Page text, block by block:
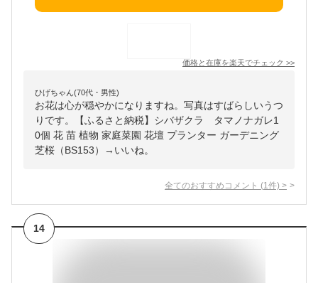
価格と在庫を楽天でチェック >>
ひげちゃん(70代・男性)
お花は心が穏やかになりますね。写真はすばらしいうつ
りです。【ふるさと納税】シバザクラ タマノナガレ1
0個 花 苗 植物 家庭菜園 花壇 プランター ガーデニング
芝桜（BS153）→いいね。
全てのおすすめコメント (1 件) >
14